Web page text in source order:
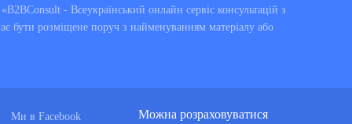
- Всеукраїнський онлайн сервіс консультацій з
бути розміщене поруч з найменуванням матеріалу або
Ми в Facebook Можна розраховуватися